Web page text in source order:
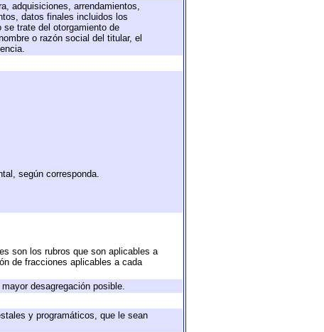
adquisiciones, arrendamientos,
datos finales incluidos los
trate del otorgamiento de
o razón social del titular, el
según corresponda.
son los rubros que son aplicables a
de fracciones aplicables a cada
desagregación posible.
y programáticos, que le sean